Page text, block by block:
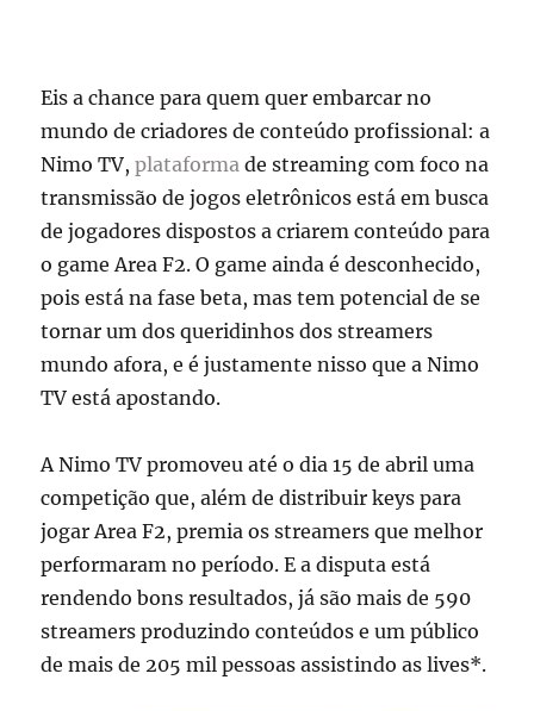
Eis a chance para quem quer embarcar no
mundo de criadores de conteúdo profissional: a
Nimo TV,plataforma de streaming com foco na
transmissão de jogos eletrônicos está em busca
de jogadores dispostos a criarem conteúdo para
o game Area F2. O game ainda é desconhecido,
pois está na fase beta, mas tem potencial de se
tornar um dos queridinhos dos streamers
mundo afora, e é justamente nisso que a Nimo
TV está apostando.
A Nimo TV promoveu até o dia 15 de abril uma
competição que, além de distribuir keys para
jogar Area F2, premia os streamers que melhor
performaram no período. E a disputa está
rendendo bons resultados, já são mais de 590
streamers produzindo conteúdos e um público
de mais de 205 mil pessoas assistindo as lives*.